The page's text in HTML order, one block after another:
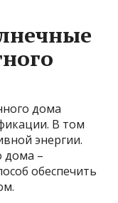
дома
В том
энергии.
дома –
обеспечить